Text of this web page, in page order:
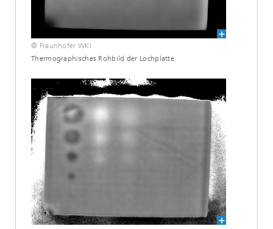
© Fraunhofer WKI
Thermographisches Rohbild der Lochplatte